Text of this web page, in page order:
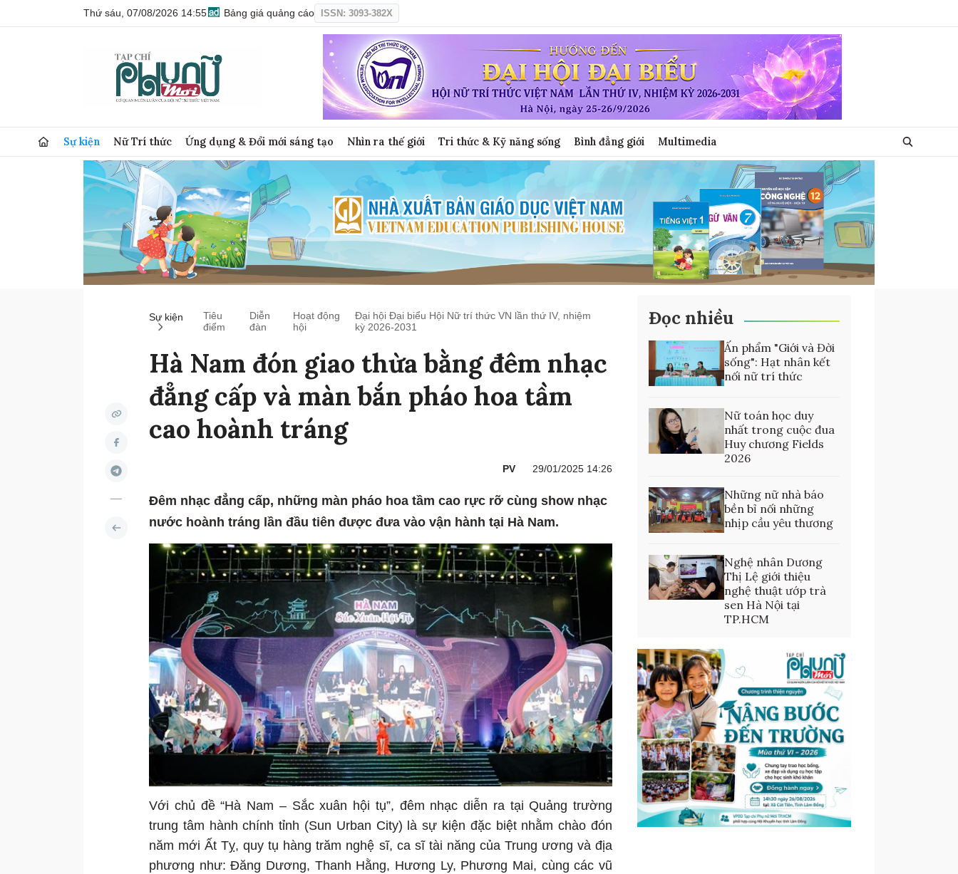
Thứ sáu, 07/08/2026 14:55 Bảng giá quảng cáo ISSN: 3093-382X
Sự kiện Nữ Trí thức Ứng dụng & Đổi mới sáng tạo Nhìn ra thế giới Tri thức & Kỹ năng sống Bình đẳng giới Multimedia
Sự kiện
Tiêu
điểm
Diễn
đàn
Hoạt động
hội
Đại hội Đại biểu Hội Nữ trí thức VN lần thứ IV, nhiệm
kỳ 2026-2031
Hà Nam đón giao thừa bằng đêm nhạc
đẳng cấp và màn bắn pháo hoa tầm
cao hoành tráng
PV 29/01/2025 14:26
Đêm nhạc đẳng cấp, những màn pháo hoa tầm cao rực rỡ cùng show nhạc
nước hoành tráng lần đầu tiên được đưa vào vận hành tại Hà Nam.
Với chủ đề “Hà Nam – Sắc xuân hội tụ”, đêm nhạc diễn ra tại Quảng trường
trung tâm hành chính tỉnh (Sun Urban City) là sự kiện đặc biệt nhằm chào đón
năm mới Ất Tỵ, quy tụ hàng trăm nghệ sĩ, ca sĩ tài năng của Trung ương và địa
phương như: Đăng Dương, Thanh Hằng, Hương Ly, Phương Mai, cùng các vũ
Đọc nhiều
Ấn phẩm "Giới và Đời
sống": Hạt nhân kết
nối nữ trí thức
Nữ toán học duy
nhất trong cuộc đua
Huy chương Fields
2026
Những nữ nhà báo
bền bỉ nối những
nhịp cầu yêu thương
Nghệ nhân Dương
Thị Lệ giới thiệu
nghệ thuật ướp trà
sen Hà Nội tại
TP.HCM